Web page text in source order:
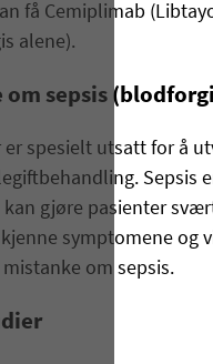
få Cemiplimab
alene).
om sepsis
er spesielt utsatt for å
Sepsis
gjøre pasienter
symptomene og
om sepsis.